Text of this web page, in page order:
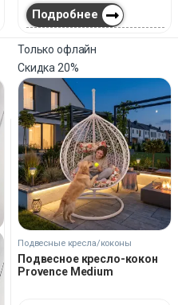
Подробнее
Только офлайн
Скидка 20%
Подвесные кресла/коконы
Подвесное кресло-кокон
Provence Medium